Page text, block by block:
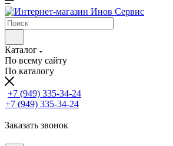
Каталог
По всему сайту
По каталогу
+7 (949) 335-34-24
+7 (949) 335-34-24
Заказать звонок